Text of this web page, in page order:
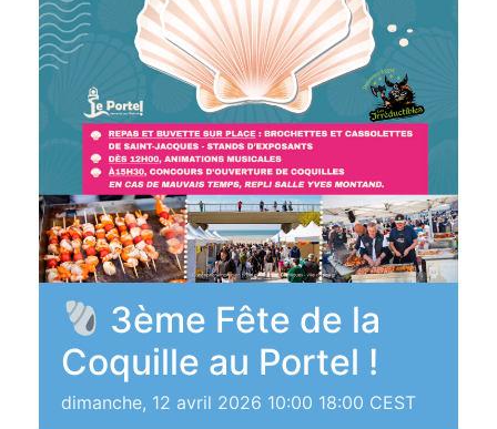
3ème Fête de la
Coquille au Portel !
dimanche, 12 avril 2026 10:00 18:00 CEST